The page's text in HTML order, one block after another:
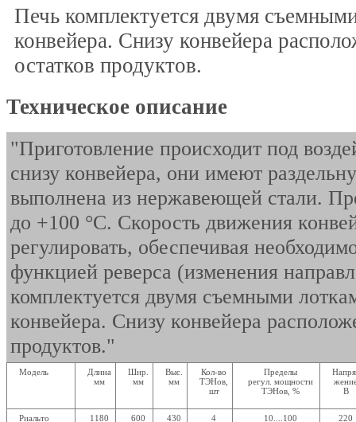
Печь комплектуется двумя
конвейера. Снизу конвейера
остатков продуктов.
Техническое описание
"Приготовление происходит под
снизу конвейера, они имеют
выполнена из нержавеющей стали.
до +100 °С. Скорость движения
регулировать, обеспечивая
функцией реверса (изменения
комплектуется двумя съемными
конвейера. Снизу конвейера
продуктов."
Модель
Длина
мм
Шир.
мм
Выс.
мм
Кол-во
ТЭНов,
шт
Пределы
регул. мощности
ТЭНов, %
В
Риальто 1180 600 430 4 10....100 220